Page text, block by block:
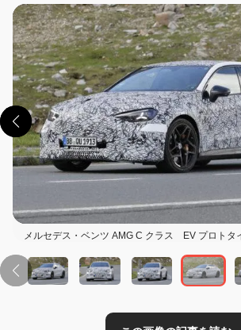
メルセデス・ベンツ AMG C クラス EV プロト
この画像の記事を読む